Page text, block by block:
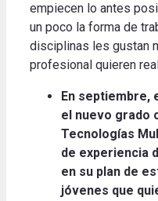
empiecen lo antes
un poco la forma de
disciplinas les gustan
profesional quieren
En septiembre,
el nuevo grado
Tecnologías
de experiencia
en su plan de
jóvenes que